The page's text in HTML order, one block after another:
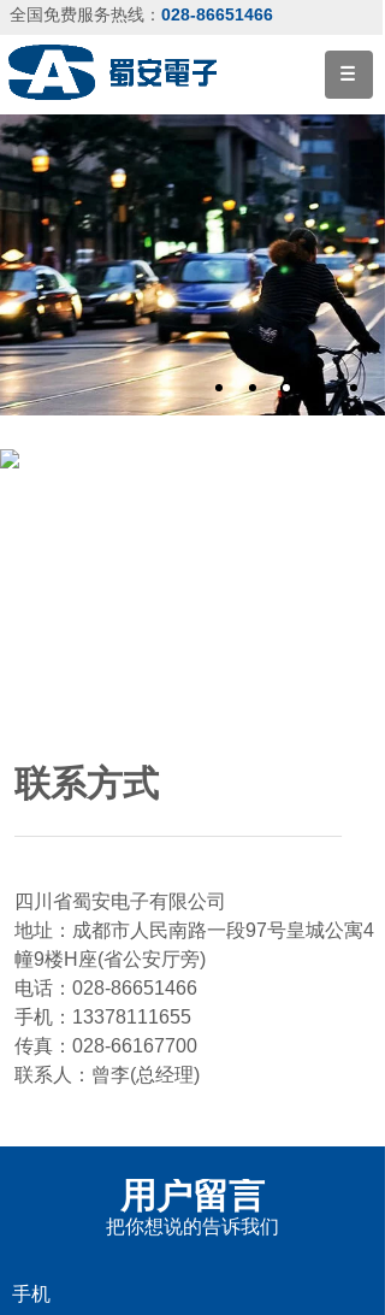
全国免费服务热线： 028-86651466
联系方式
—————————————————
四川省蜀安电子有限公司
地址：成都市人民南路一段97号皇城公寓4
幢9楼H座(省公安厅旁)
电话：028-86651466
手机：13378111655
传真：028-66167700
联系人：曾李(总经理)
手机
用户留言
把你想说的告诉我们